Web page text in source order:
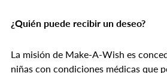
¿Quién puede recibir un deseo?
La misión de Make-A-Wish es
niñas con condiciones médicas que